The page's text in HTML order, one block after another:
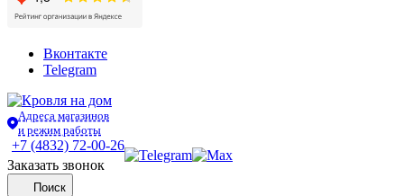
Вконтакте
Telegram
Адреса магазинов
и режим работы
+7 (4832) 72-00-26
Заказать звонок
Поиск